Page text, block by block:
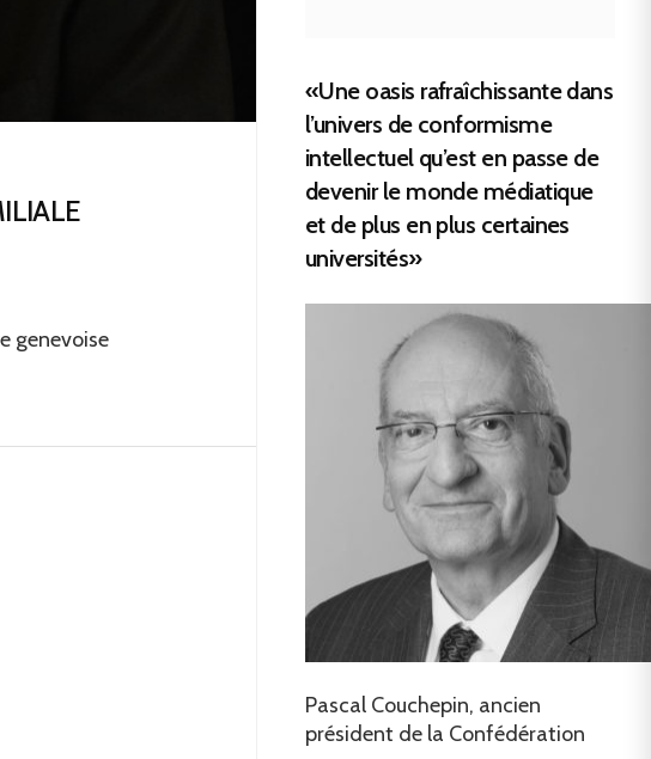
genevoise
«Une oasis rafraîchissante dans
l’univers de conformisme
intellectuel qu’est en passe de
devenir le monde médiatique
et de plus en plus certaines
universités»
Pascal Couchepin, ancien
président de la Confédération